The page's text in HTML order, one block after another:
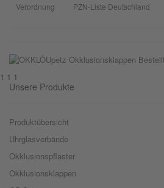
Verordnung PZN-Liste Deutschland
1 1 1
Unsere Produkte
Produktübersicht
Uhrglasverbände
Okklusionspflaster
Okklusionsklappen